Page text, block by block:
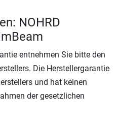
NOHRD
entnehmen Sie bitte den
Die Herstellergarantie
und hat keinen
der gesetzlichen